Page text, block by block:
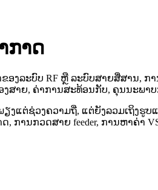
ກາດ
ອງລະບົບ RF ຫຼື ລະບົບສາຍສື່ສານ,
ສາຍ, ຄ່າການສະທ້ອນກັບ, ຄຸນນະພ
ຽງແຕ່ຊ່ວງຄວາມຖີ່, ແຕ່ຍັງລວມເຖິ
ການກວດສາຍ feeder, ການຫາຄ່າ